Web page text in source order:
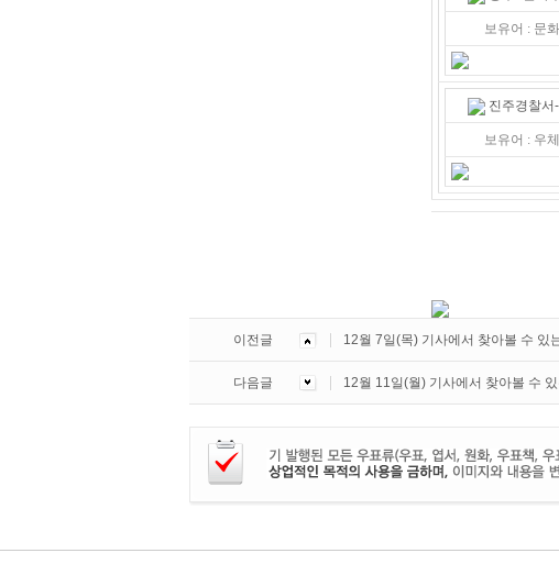
보유어 : 문
진주경찰서
보유어 : 우
이전글 12월 7일(목) 기사에서 찾아볼 수 있
다음글 12월 11일(월) 기사에서 찾아볼 수